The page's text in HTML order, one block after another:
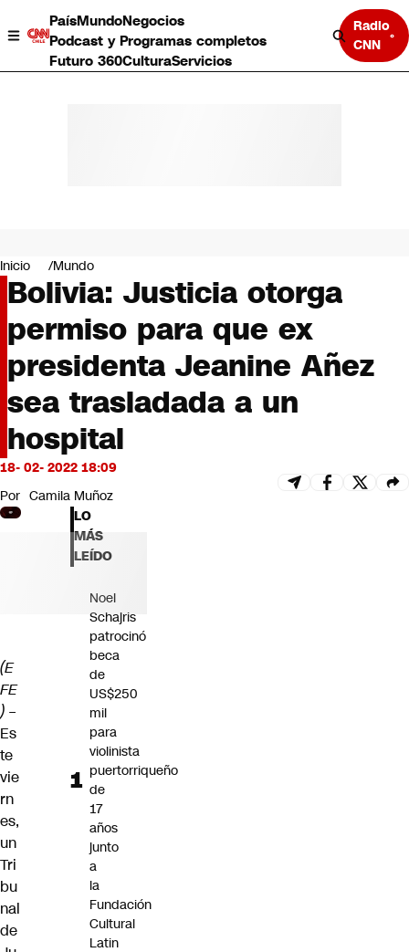
PaísMundoNegocios
Podcast y Programas completos
Futuro 360CulturaServicios
Radio
CNN
Negocios
Deportes
Programas completos
Cultura
Servicios
Bits
CNN tiempo
Futuro 360
Opinión
Inicio Mundo
Bolivia: Justicia otorga
permiso para que ex
presidenta Jeanine Añez
sea trasladada a un
hospital
18- 02- 2022 18:09
Por Camila Muñoz
(E
FE
) –
Es
te
vie
rn
es,
un
Tri
bu
nal
de
LO
MÁS
LEÍDO
Noel
Schajris
patrocinó
beca
de
US$250
mil
para
violinista
puertorriqueño
de
17
años
junto
a
la
Fundación
Cultural
Latin